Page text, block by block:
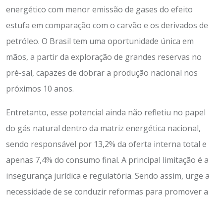
energético com menor emissão de gases do efeito
estufa em comparação com o carvão e os derivados de
petróleo. O Brasil tem uma oportunidade única em
mãos, a partir da exploração de grandes reservas no
pré-sal, capazes de dobrar a produção nacional nos
próximos 10 anos.
Entretanto, esse potencial ainda não refletiu no papel
do gás natural dentro da matriz energética nacional,
sendo responsável por 13,2% da oferta interna total e
apenas 7,4% do consumo final. A principal limitação é a
insegurança jurídica e regulatória. Sendo assim, urge a
necessidade de se conduzir reformas para promover a